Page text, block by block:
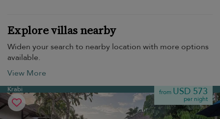
Explore villas nearby
Widen your search to nearby location with more options
available.
View More
Krabi from USD 573
per night